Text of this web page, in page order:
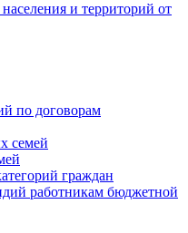
и территорий от
по договорам
семей
граждан
работникам бюджетной